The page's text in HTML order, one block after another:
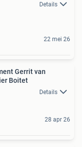
Details
22 mei 26
Gerrit van
Boitet
Details
28 apr 26